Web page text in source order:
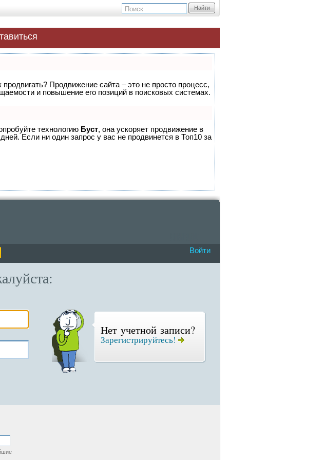
Найти
Продвижение сайта – это не просто процесс,
и повышение его позиций в поисковых системах.
технологию Буст, она ускоряет продвижение в
Если ни один запрос у вас не продвинется в Топ10 за
Войти
Нет учетной записи?
Зарегистрируйтесь!